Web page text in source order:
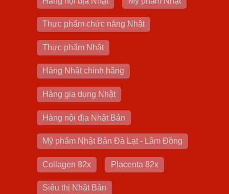
Thực phẩm chức năng Nhật
Thực phẩm Nhật
Hàng Nhật chính hãng
Hàng gia dụng Nhật
Hàng nội địa Nhật Bản
Mỹ phẩm Nhật Bản Đà Lạt - Lâm Đồng
Collagen 82x Placenta 82x
Siêu thị Nhật Bản